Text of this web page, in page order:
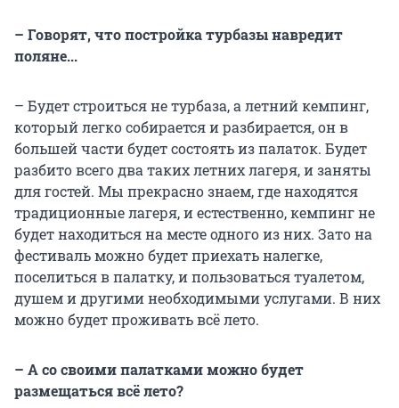
– Говорят, что постройка турбазы навредит
поляне...
– Будет строиться не турбаза, а летний кемпинг,
который легко собирается и разбирается, он в
большей части будет состоять из палаток. Будет
разбито всего два таких летних лагеря, и заняты
для гостей. Мы прекрасно знаем, где находятся
традиционные лагеря, и естественно, кемпинг не
будет находиться на месте одного из них. Зато на
фестиваль можно будет приехать налегке,
поселиться в палатку, и пользоваться туалетом,
душем и другими необходимыми услугами. В них
можно будет проживать всё лето.
– А со своими палатками можно будет
размещаться всё лето?